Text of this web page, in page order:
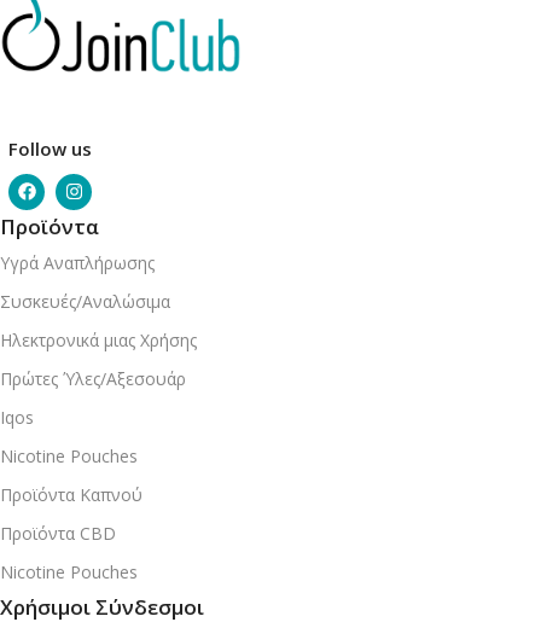
Follow us
Προϊόντα
Υγρά Αναπλήρωσης
Συσκευές/Αναλώσιμα
Ηλεκτρονικά μιας Χρήσης
Πρώτες Ύλες/Αξεσουάρ
Iqos
Nicotine Pouches
Προϊόντα Καπνού
Προϊόντα CBD
Nicotine Pouches
Χρήσιμοι Σύνδεσμοι